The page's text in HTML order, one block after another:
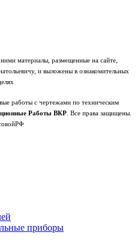
материалы, размещенные на сайте,
и выложены в ознакомительных
работы с чертежами по техническим
Работы ВКР. Все права защищены.
приборы